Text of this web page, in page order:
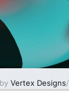
Vertex Designs/